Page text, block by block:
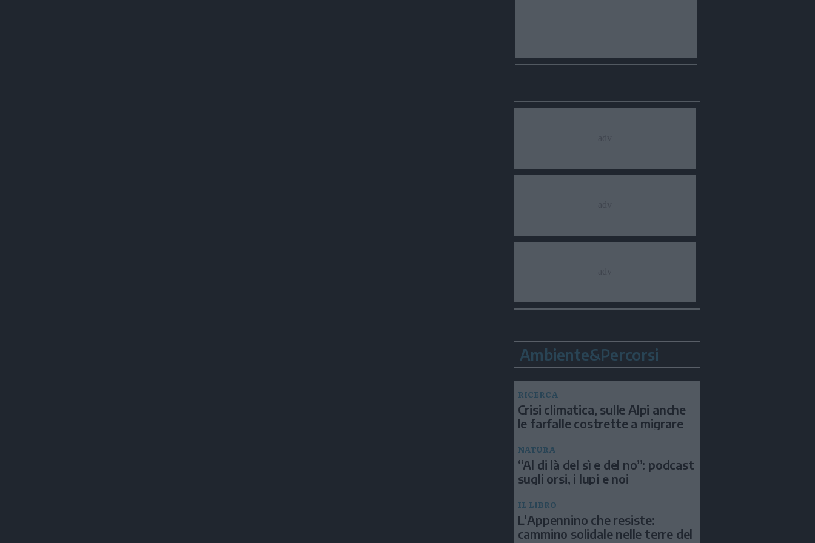
Ambiente&Percorsi
RICERCA
Crisi climatica, sulle Alpi anche
le farfalle costrette a migrare
NATURA
“Al di là del sì e del no”: podcast
sugli orsi, i lupi e noi
IL LIBRO
L'Appennino che resiste:
cammino solidale nelle terre del